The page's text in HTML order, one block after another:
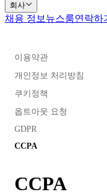
회사
채용 정보 뉴스룸연락하
이용약관
개인정보 처리방침
쿠키정책
옵트아웃 요청
GDPR
CCPA
CCPA